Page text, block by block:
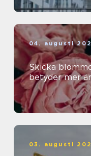
04. augusti
Skicka
betyder mer
03. augusti